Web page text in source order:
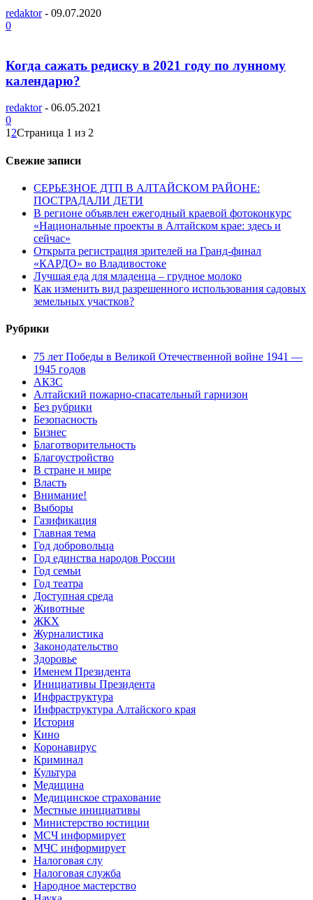
redaktor - 09.07.2020
0
Когда сажать редиску в 2021 году по лунному
календарю?
redaktor - 06.05.2021
0
12Страница 1 из 2
Свежие записи
СЕРЬЕЗНОЕ ДТП В АЛТАЙСКОМ РАЙОНЕ:
ПОСТРАДАЛИ ДЕТИ
В регионе объявлен ежегодный краевой фотоконкурс
«Национальные проекты в Алтайском крае: здесь и
сейчас»
Открыта регистрация зрителей на Гранд-финал
«КАРДО» во Владивостоке
Лучшая еда для младенца – грудное молоко
Как изменить вид разрешенного использования садовых
земельных участков?
Рубрики
75 лет Победы в Великой Отечественной войне 1941 —
1945 годов
АКЗС
Алтайский пожарно-спасательный гарнизон
Без рубрики
Безопасность
Бизнес
Благотворительность
Благоустройство
В стране и мире
Власть
Внимание!
Выборы
Газификация
Главная тема
Год добровольца
Год единства народов России
Год семьи
Год театра
Доступная среда
Животные
ЖКХ
Журналистика
Законодательство
Здоровье
Именем Президента
Инициативы Президента
Инфраструктура
Инфраструктура Алтайского края
История
Кино
Коронавирус
Криминал
Культура
Медицина
Медицинское страхование
Местные инициативы
Министерство юстиции
МСЧ информирует
МЧС информирует
Налоговая слу
Налоговая служба
Народное мастерство